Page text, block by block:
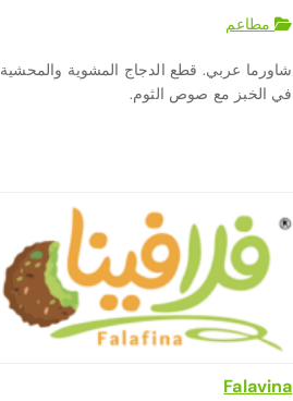
مطاعم
شاورما عربي. قطع الدجاج المشوية والمحشية
في الخبز مع صوص الثوم.
Falavina